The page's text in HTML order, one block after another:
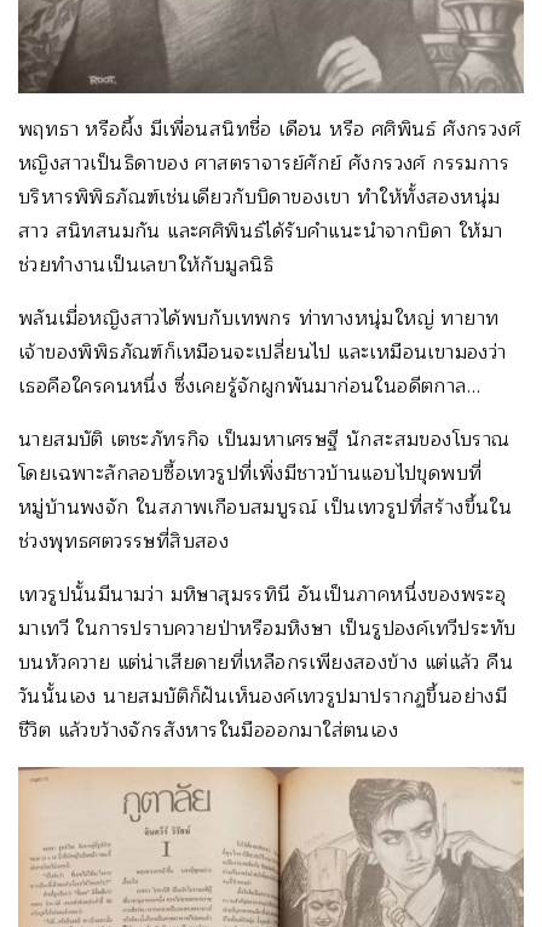
พฤทธา หรือผึ้ง มีเพื่อนสนิทชื่อ เดือน หรือ ศศิพินธ์ ศังกรวงศ์
หญิงสาวเป็นธิดาของ ศาสตราจารย์ศักย์ ศังกรวงศ์ กรรมการ
บริหารพิพิธภัณฑ์เช่นเดียวกับบิดาของเขา ทำให้ทั้งสองหนุ่ม
สาว สนิทสนมกัน และศศิพินธ์ได้รับคำแนะนำจากบิดา ให้มา
ช่วยทำงานเป็นเลขาให้กับมูลนิธิ
พลันเมื่อหญิงสาวได้พบกับเทพกร ท่าทางหนุ่มใหญ่ ทายาท
เจ้าของพิพิธภัณฑ์ก็เหมือนจะเปลี่ยนไป และเหมือนเขามองว่า
เธอคือใครคนหนึ่ง ซึ่งเคยรู้จักผูกพันมาก่อนในอดีตกาล…
นายสมบัติ เตชะภัทรกิจ เป็นมหาเศรษฐี นักสะสมของโบราณ
โดยเฉพาะลักลอบซื้อเทวรูปที่เพิ่งมีชาวบ้านแอบไปขุดพบที่
หมู่บ้านพงจัก ในสภาพเกือบสมบูรณ์ เป็นเทวรูปที่สร้างขึ้นใน
ช่วงพุทธศตวรรษที่สิบสอง
เทวรูปนั้นมีนามว่า มหิษาสุมรรทินี อันเป็นภาคหนึ่งของพระอุ
มาเทวี ในการปราบควายป่าหรือมหิงษา เป็นรูปองค์เทวีประทับ
บนหัวควาย แต่น่าเสียดายที่เหลือกรเพียงสองข้าง แต่แล้ว คืน
วันนั้นเอง นายสมบัติก็ฝันเห็นองค์เทวรูปมาปรากฏขึ้นอย่างมี
ชีวิต แล้วขว้างจักรสังหารในมือออกมาใส่ตนเอง